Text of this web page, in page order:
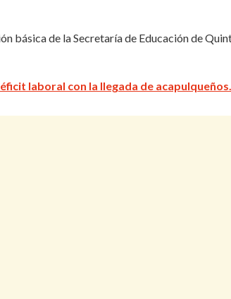
básica de la Secretaría de Educación de
laboral con la llegada de acapulqueños.